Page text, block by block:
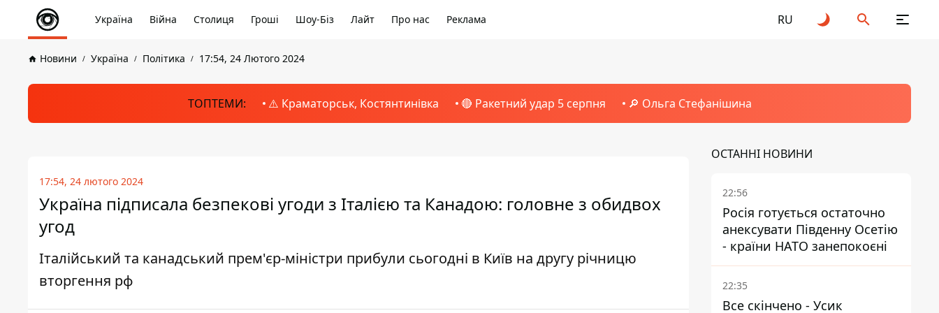
Україна Війна Столиця Гроші Шоу-Біз Лайт Про нас Реклама RU
Новини Україна Політика 17:54, 24 Лютого 2024
ТОПТЕМИ: ⚠️ Краматорськ, Костянтинівка 🔴 Ракетний удар 5 серпня 🔎 Ольга Стефанішина
17:54, 24 лютого 2024
Україна підписала безпекові угоди з Італією та Канадою: головне з обидвох
угод
Італійський та канадський прем'єр-міністри прибули сьогодні в Київ на другу річницю
вторгення рф
ОСТАННІ НОВИНИ
22:56
Росія готується остаточно
анексувати Південну Осетію
- країни НАТО занепокоєні
22:35
Все скінчено - Усик